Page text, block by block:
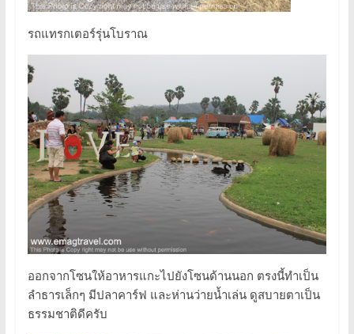
รถแทรกเตอร์รุ่นโบราณ
ออกจากโซนให้อาหารแกะไปยังโซนด้านนอก ตรงนี้ทำเป็น
ลำธารเล็กๆ มีปลาคาร์ฟ และห่านว่ายน้ำเล่น ดูสบายตาเป็น
ธรรมชาติดีครับ